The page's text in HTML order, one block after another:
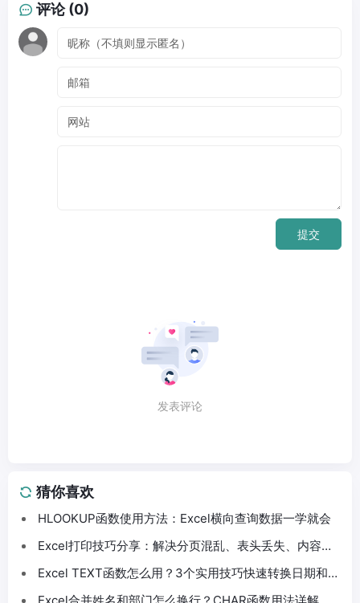
评论 (0)
提交
发表评论
猜你喜欢
HLOOKUP函数使用方法：Excel横向查询数据一学就会
Excel打印技巧分享：解决分页混乱、表头丢失、内容截
Excel TEXT函数怎么用？3个实用技巧快速转换日期和数